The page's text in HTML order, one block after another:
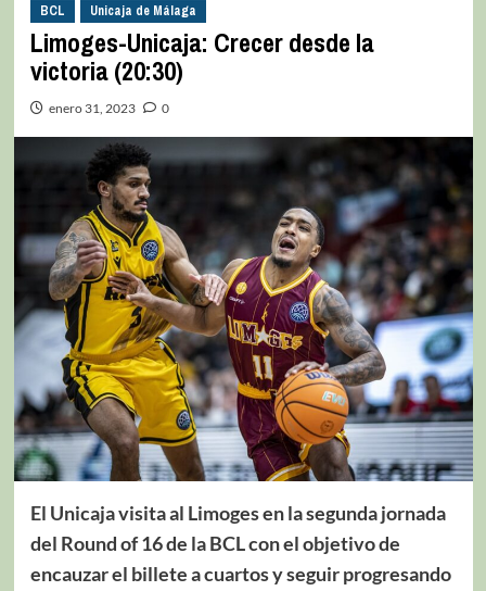
BCL Unicaja de Málaga
Limoges-Unicaja: Crecer desde la
victoria (20:30)
enero 31, 2023 0
El Unicaja visita al Limoges en la segunda jornada
del Round of 16 de la BCL con el objetivo de
encauzar el billete a cuartos y seguir progresando